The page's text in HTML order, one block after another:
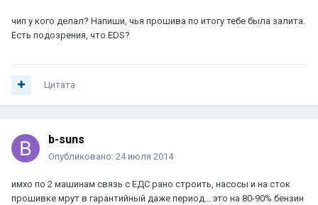
чип у кого делал? Напиши, чья прошива по итогу тебе была залита.
Есть подозрения, что EDS?
Цитата
b-suns
Опубликовано: 24 июля 2014
имхо по 2 машинам связь с ЕДС рано строить, насосы и на сток
прошивке мрут в гарантийный даже период... это на 80-90% бензин